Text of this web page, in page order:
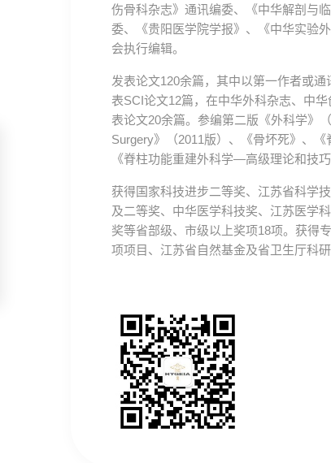
伤骨科杂志》通讯编委、《中华解剖与
委、《贵阳医学院学报》、《中华实验
会执行编辑。
发表论文120余篇，其中以第一作者或
表SCI论文12篇，在中华外科杂志、中
表论文20余篇。参编第二版《外科学》
Surgery》（2011版）、《骨坏死》、
《脊柱功能重建外科学—高级理论和技巧
获得国家科技进步二等奖、江苏省科学
及二等奖、中华医学科技奖、江苏医学
奖等省部级、市级以上奖项18项。获得
项项目、江苏省自然基金及省卫生厅科研